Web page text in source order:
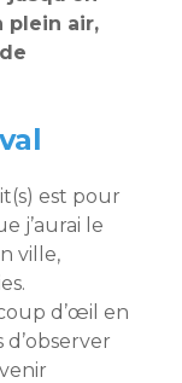
plein air,
est pour
j’aurai le
ville,
d’œil en